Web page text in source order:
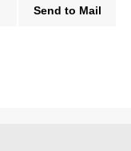
Send to Mail